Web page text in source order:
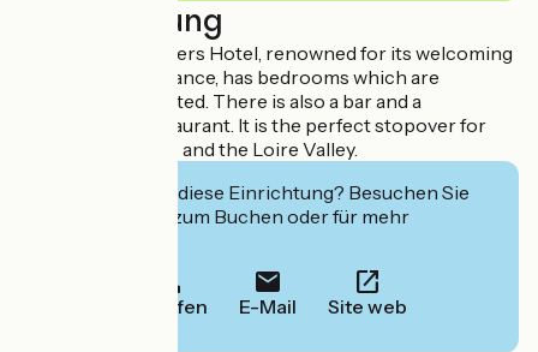
Beschreibung
The Oceania Univers Hotel, renowned for its welcoming
tradition and elegance, has bedrooms which are
beautifully decorated. There is also a bar and a
gastronomic restaurant. It is the perfect stopover for
discovering Tours and the Loire Valley.
Interessiert Sie diese Einrichtung? Besuchen Sie
deren Website zum Buchen oder für mehr
Anrufen E-Mail Site web